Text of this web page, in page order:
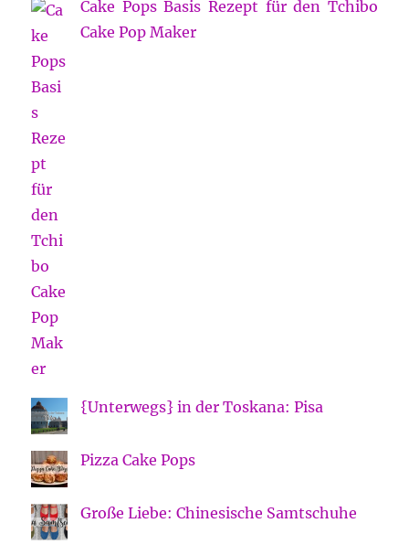
Cake Pops Basis Rezept für den Tchibo
Cake Pop Maker
{Unterwegs} in der Toskana: Pisa
Pizza Cake Pops
Große Liebe: Chinesische Samtschuhe